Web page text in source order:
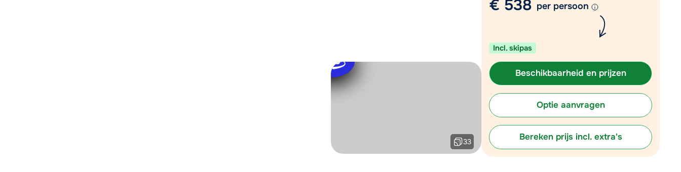
Plan een terugbelverzoek
Chat met wintersportspecialist
Bel ons via 03 3037838
33
€ 538 per persoon
Incl. skipas
Beschikbaarheid en prijzen
Optie aanvragen
Bereken prijs incl. extra's